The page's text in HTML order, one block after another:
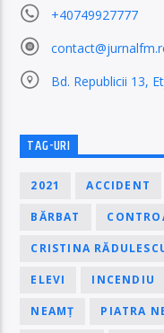
+40749927777
Bd. Republicii 13,
TAG-URI
2021 ACCIDENT
BĂRBAT
CRISTINA
ELEVI INCENDIU
NEAMȚ PIATRA